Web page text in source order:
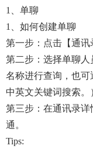
1、单聊
1、如何创建单聊
第一步：点击【通讯
第二步：选择单聊
名称进行查询，也可
中英文关键词搜索。
第三步：在通讯录
通。
Tips: